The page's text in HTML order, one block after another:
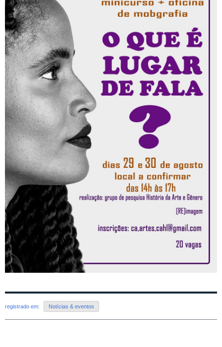
registrado em: Notícias & eventos